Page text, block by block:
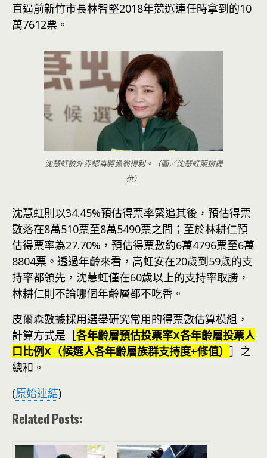
直逼前新竹市長林智堅2018年競選連任時拿到的10
萬7612票。
沈慧虹被外界認為將漁翁得利。（圖／沈慧虹競辦提
供）
沈慧虹則以34.45%預估得票率緊追其後，預估得票
數落在8萬510票至8萬5490票之間；至於林耕仁預
估得票率為27.70%，預估得票數約6萬4796票至6萬
8804票。透過年齡來看，高虹安在20歲到59歲的支
持率都領先，沈慧虹僅在60歲以上的支持率取勝，
林耕仁則不論哪個年齡層都不吃香。
皮爾森數據採用選舉研究常用的得票數估算模組，
計算方式是［ 各年齡層預估投票率X各年齡層投票人
口比例X（候選人各年齡層族群支持度+修值） ］之
總和。
(原始連結)
Related Posts: